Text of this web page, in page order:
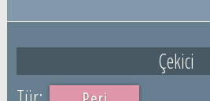
Çekici